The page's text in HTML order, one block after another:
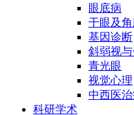
眼底病
干眼及
基因诊断
斜弱视
青光眼
视觉心理
中西医治
科研学术